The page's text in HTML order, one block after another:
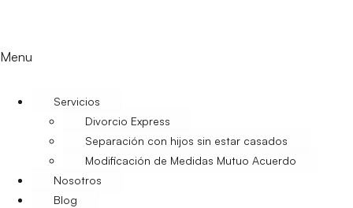
Menu
Servicios
Divorcio Express
Separación con hijos sin estar casados
Modificación de Medidas Mutuo Acuerdo
Nosotros
Blog